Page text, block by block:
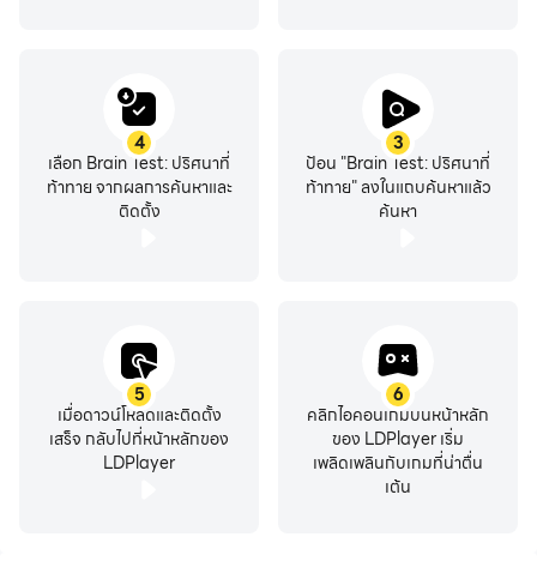
3
ป้อน "Brain Test: ปริศนาที่
ท้าทาย" ลงในแถบค้นหาแล้ว
ค้นหา
4
เลือก Brain Test: ปริศนาที่
ท้าทาย จากผลการค้นหาและ
ติดตั้ง
5
เมื่อดาวน์โหลดและติดตั้ง
เสร็จ กลับไปที่หน้าหลักของ
LDPlayer
6
คลิกไอคอนเกมบนหน้าหลัก
ของ LDPlayer เริ่ม
เพลิดเพลินกับเกมที่น่าตื่น
เต้น